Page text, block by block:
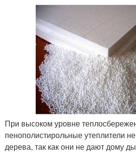
При высоком уровне
пенополистирольные утеплители
дерева, так как они не дают дому